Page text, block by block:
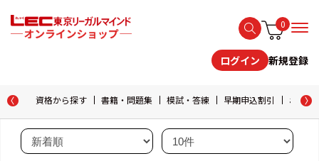
0
ログイン 新規登録
資格から探す 書籍・問題集 模試・答練 早期申込割引 おため